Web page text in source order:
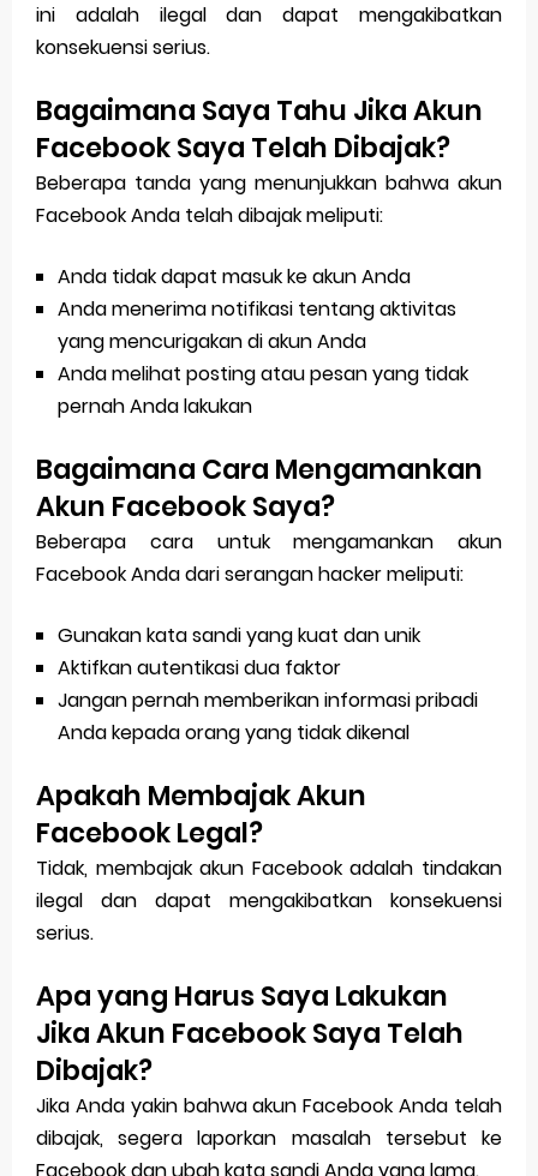
ini adalah ilegal dan dapat mengakibatkan
konsekuensi serius.
Bagaimana Saya Tahu Jika Akun
Facebook Saya Telah Dibajak?
Beberapa tanda yang menunjukkan bahwa akun
Facebook Anda telah dibajak meliputi:
Anda tidak dapat masuk ke akun Anda
Anda menerima notifikasi tentang aktivitas
yang mencurigakan di akun Anda
Anda melihat posting atau pesan yang tidak
pernah Anda lakukan
Bagaimana Cara Mengamankan
Akun Facebook Saya?
Beberapa cara untuk mengamankan akun
Facebook Anda dari serangan hacker meliputi:
Gunakan kata sandi yang kuat dan unik
Aktifkan autentikasi dua faktor
Jangan pernah memberikan informasi pribadi
Anda kepada orang yang tidak dikenal
Apakah Membajak Akun
Facebook Legal?
Tidak, membajak akun Facebook adalah tindakan
ilegal dan dapat mengakibatkan konsekuensi
serius.
Apa yang Harus Saya Lakukan
Jika Akun Facebook Saya Telah
Dibajak?
Jika Anda yakin bahwa akun Facebook Anda telah
dibajak, segera laporkan masalah tersebut ke